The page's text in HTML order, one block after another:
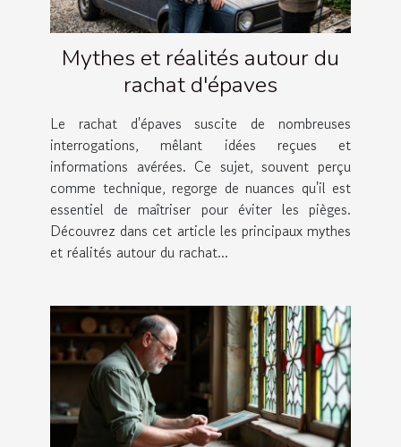
Mythes et réalités autour du
rachat d'épaves
Le rachat d'épaves suscite de nombreuses
interrogations, mêlant idées reçues et
informations avérées. Ce sujet, souvent perçu
comme technique, regorge de nuances qu'il est
essentiel de maîtriser pour éviter les pièges.
Découvrez dans cet article les principaux mythes
et réalités autour du rachat...